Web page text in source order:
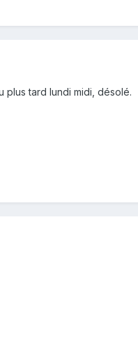
plus tard lundi midi, désolé.